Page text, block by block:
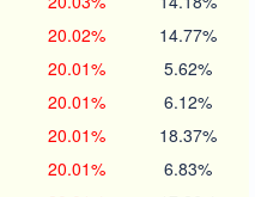
20.02% 14.77%
20.01% 5.62%
20.01% 6.12%
20.01% 18.37%
20.01% 6.83%